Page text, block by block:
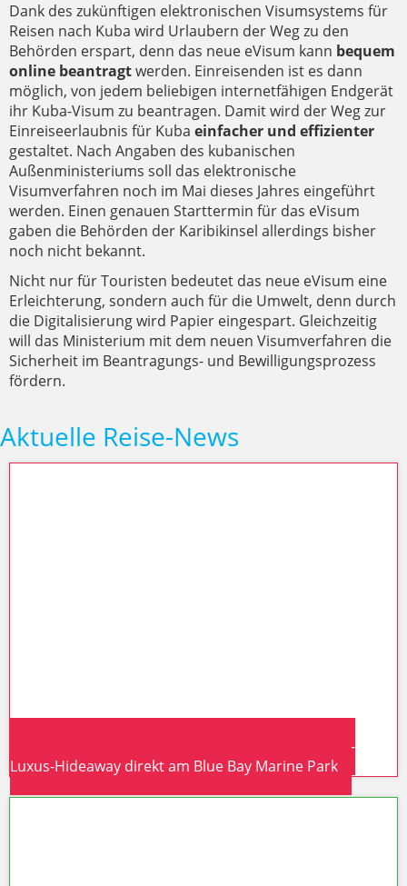
Dank des zukünftigen elektronischen Visumsystems für
Reisen nach Kuba wird Urlaubern der Weg zu den
Behörden erspart, denn das neue eVisum kann bequem
online beantragtwerden. Einreisenden ist es dann
möglich, von jedem beliebigen internetfähigen Endgerät
ihr Kuba-Visum zu beantragen. Damit wird der Weg zur
Einreiseerlaubnis für Kuba einfacher und effizienter
gestaltet. Nach Angaben des kubanischen
Außenministeriums soll das elektronische
Visumverfahren noch im Mai dieses Jahres eingeführt
werden. Einen genauen Starttermin für das eVisum
gaben die Behörden der Karibikinsel allerdings bisher
noch nicht bekannt.
Nicht nur für Touristen bedeutet das neue eVisum eine
Erleichterung, sondern auch für die Umwelt, denn durch
die Digitalisierung wird Papier eingespart. Gleichzeitig
will das Ministerium mit dem neuen Visumverfahren die
Sicherheit im Beantragungs- und Bewilligungsprozess
fördern.
Aktuelle Reise-News
Mauritius 2026: Constance Le Chaland eröffnet –
Luxus-Hideaway direkt am Blue Bay Marine Park